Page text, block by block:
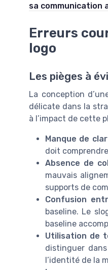
sa communication
Erreurs
logo
Les pièges à
La conception
délicate dans la
à l’impact de cette
Manque de
doit
Absence de
mauvais
supports de
Confusion
baseline. Le
baseline
Utilisation de
distinguer
l’identité de la